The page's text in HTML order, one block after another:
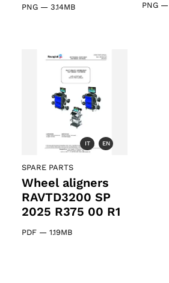
PNG — 3.14MB PNG —
IT EN
SPARE PARTS
Wheel aligners
RAVTD3200 SP
2025 R375 00 R1
PDF — 1.19MB